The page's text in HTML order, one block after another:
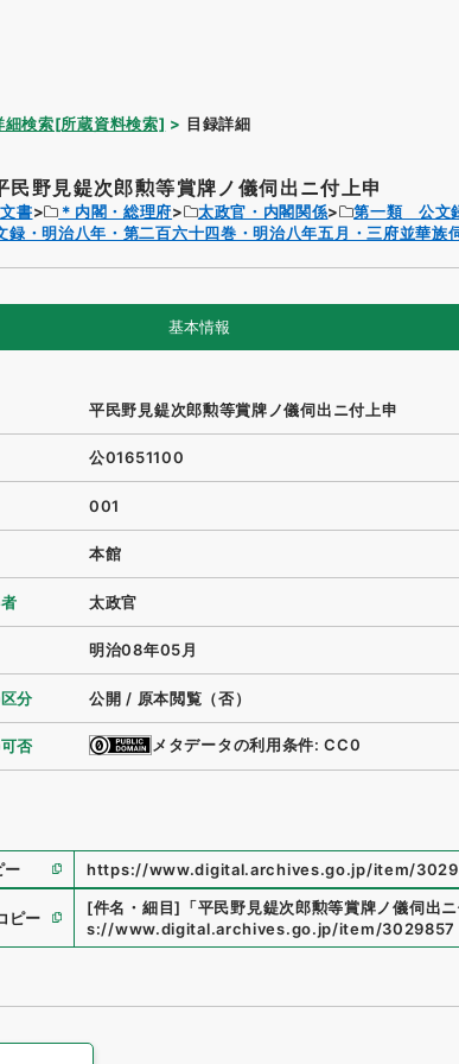
細検索[所蔵資料検索] 目録詳細
民野見鍉次郎勲等賞牌ノ儀伺出ニ付上申
書 ＊内閣・総理府 太政官・内閣関係 第一類 公文
録・明治八年・第二百六十四巻・明治八年五月・三府並華族
基本情報
平民野見鍉次郎勲等賞牌ノ儀伺出ニ付上申
公01651100
001
本館
太政官
明治08年05月
分 公開 / 原本閲覧（否）
否 メタデータの利用条件: CC0
ー https://www.digital.archives.go.jp/item/
ピー
[件名・細目] 「平民野見鍉次郎勲等賞牌ノ儀伺出
s://www.digital.archives.go.jp/item/3029857